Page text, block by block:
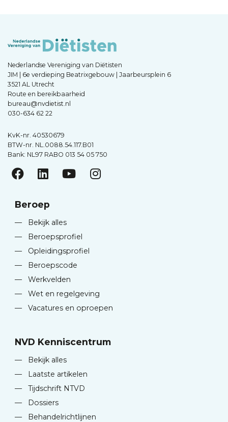
Nederlandse Vereniging van Diëtisten
JIM | 6e verdieping Beatrixgebouw | Jaarbeursplein 6
3521 AL Utrecht
Route en bereikbaarheid
bureau@nvdietist.nl
030-634 62 22
KvK-nr. 40530679
BTW-nr. NL.0088.54.117.B01
Bank: NL97 RABO 013 54 05 750
Beroep
—
Bekijk alles
—
Beroepsprofiel
—
Opleidingsprofiel
—
Beroepscode
—
Werkvelden
—
Wet en regelgeving
—
Vacatures en oproepen
NVD Kenniscentrum
—
Bekijk alles
—
Laatste artikelen
—
Tijdschrift NTVD
—
Dossiers
—
Behandelrichtlijnen